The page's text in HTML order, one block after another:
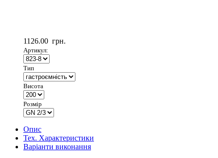
1126.00 грн.
Артикул:
Тип
Висота
Розмір
Опис
Тех. Характеристики
Варіанти виконання